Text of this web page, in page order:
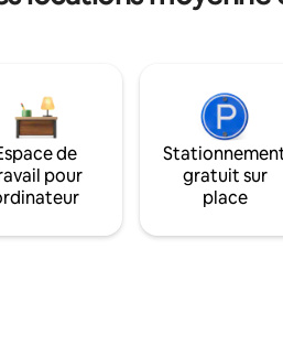
de
pour
gratuit sur
place